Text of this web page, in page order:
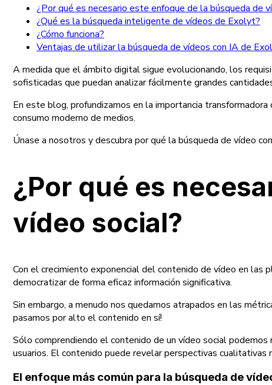
¿Por qué es necesario este enfoque de la búsqueda de
¿Qué es la búsqueda inteligente de vídeos de Exolyt?
¿Cómo funciona?
Ventajas de utilizar la búsqueda de vídeos con IA de
A medida que el ámbito digital sigue evolucionando, los
sofisticadas que puedan analizar fácilmente grandes
En este blog, profundizamos en la importancia
consumo moderno de medios.
Únase a nosotros y descubra por qué la búsqueda de vídeo
¿Por qué es
vídeo social?
Con el crecimiento exponencial del contenido de vídeo en las
democratizar de forma eficaz información significativa.
Sin embargo, a menudo nos quedamos atrapados en las
pasamos por alto el contenido en sí!
Sólo comprendiendo el contenido de un vídeo social
usuarios. El contenido puede revelar perspectivas cualitativas
El enfoque más común para la búsqueda de